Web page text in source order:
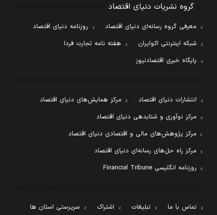
گروه نشریات دنیای اقتصاد
معرفی گروه رسانه‌ای دنیای اقتصاد
روزنامه دنیای اقتصاد
شبکه اینترنتی اکوایران
هفته نامه تجارت فردا
پایگاه خبری اقتصادنیوز
انتشارات دنیای اقتصاد
مرکز همایش‌های دنیای اقتصاد
مرکز نوآوری و شتابدهی دنیای اقتصاد
مرکز پژوهش‌های مالی و اقتصادی دنیای اقتصاد
مرکز راه حل‌های رسانه‌ای دنیای اقتصاد
روزنامه انگلیسی Financial Tribune
تماس با ما تبلیغات اشتراک سرپرستی استان ها